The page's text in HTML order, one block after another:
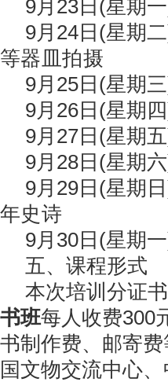
9月23日(星期
9月24日(星期
等器皿拍摄
9月25日(星期
9月26日(星期
9月27日(星期
9月28日(星期
9月29日(星期
年史诗
9月30日(星期
五、课程形式
本次培训分证
书班每人收费300
书制作费、邮寄
国文物交流中心